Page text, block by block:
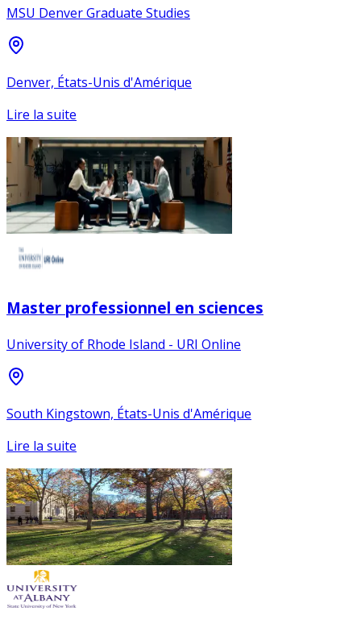
MSU Denver Graduate Studies
Denver, États-Unis d'Amérique
Lire la suite
Master professionnel en sciences
University of Rhode Island - URI Online
South Kingstown, États-Unis d'Amérique
Lire la suite